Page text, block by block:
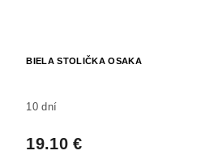
BIELA STOLIČKA OSAKA
10 dní
19.10 €